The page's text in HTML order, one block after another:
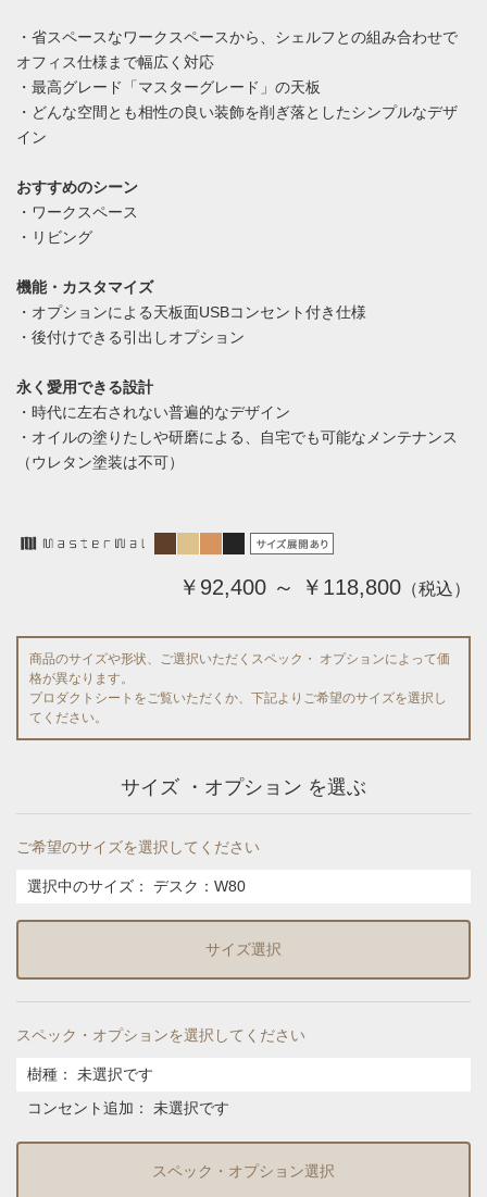
・省スペースなワークスペースから、シェルフとの組み合わせで
オフィス仕様まで幅広く対応
・最高グレード「マスターグレード」の天板
・どんな空間とも相性の良い装飾を削ぎ落としたシンプルなデザ
イン
おすすめのシーン
・ワークスペース
・リビング
機能・カスタマイズ
・オプションによる天板面USBコンセント付き仕様
・後付けできる引出しオプション
永く愛用できる設計
・時代に左右されない普遍的なデザイン
・オイルの塗りたしや研磨による、自宅でも可能なメンテナンス
（ウレタン塗装は不可）
￥92,400 ～ ￥118,800 （税込）
商品のサイズや形状、ご選択いただくスペック・ オプションによって価
格が異なります。
プロダクトシートをご覧いただくか、下記よりご希望のサイズを選択し
てください。
サイズ ・オプション を選ぶ
ご希望のサイズを選択してください
選択中のサイズ： デスク：W80
サイズ選択
スペック・オプションを選択してください
樹種 ：
未選択です
コンセント追加 ： 未選択です
スペック・オプション選択